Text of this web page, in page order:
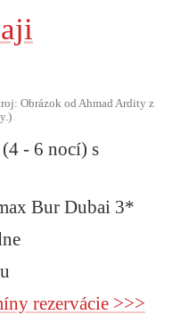
Obrázok od Ahmad Ardity z
- 6 nocí) s
Bur Dubai 3*
rezervácie >>>